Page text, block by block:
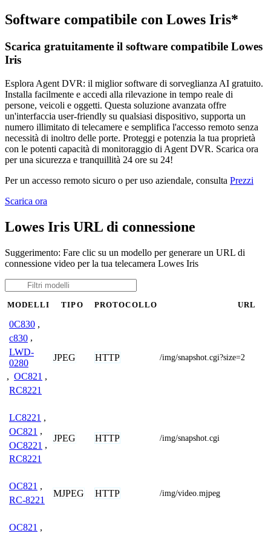
Software compatibile con Lowes Iris*
Scarica gratuitamente il software compatibile Lowes
Iris
Esplora Agent DVR: il miglior software di sorveglianza AI gratuito.
Installa facilmente e accedi alla rilevazione in tempo reale di
persone, veicoli e oggetti. Questa soluzione avanzata offre
un'interfaccia user-friendly su qualsiasi dispositivo, supporta un
numero illimitato di telecamere e semplifica l'accesso remoto senza
necessità di inoltro delle porte. Proteggi e potenzia la tua proprietà
con le potenti capacità di monitoraggio di Agent DVR. Scarica ora
per una sicurezza e tranquillità 24 ore su 24!
Per un accesso remoto sicuro o per uso aziendale, consulta Prezzi
Scarica ora
Lowes Iris URL di connessione
Suggerimento: Fare clic su un modello per generare un URL di
connessione video per la tua telecamera Lowes Iris
MODELLI TIPO PROTOCOLLO URL
0C830 ,
c830 ,
LWD-
0280
, OC821 ,
RC8221
JPEG HTTP /img/snapshot.cgi?size=2
LC8221 ,
OC821 ,
OC8221 ,
RC8221
JPEG HTTP /img/snapshot.cgi
OC821 ,
RC-8221
MJPEG HTTP /img/video.mjpeg
OC821 ,